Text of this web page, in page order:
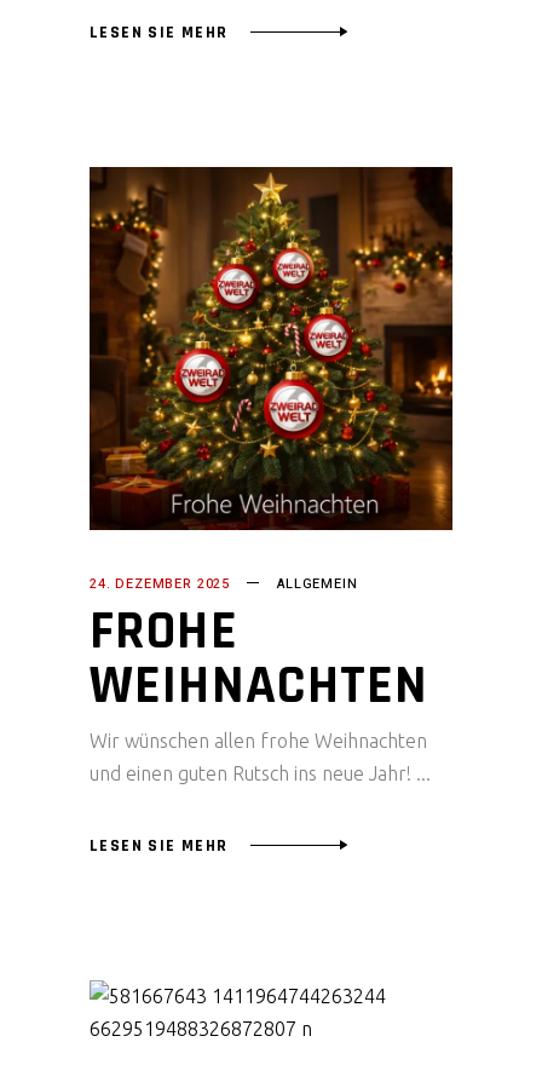
LESEN SIE MEHR
24. DEZEMBER 2025 ALLGEMEIN
FROHE
WEIHNACHTEN
Wir wünschen allen frohe Weihnachten
und einen guten Rutsch ins neue Jahr!
LESEN SIE MEHR